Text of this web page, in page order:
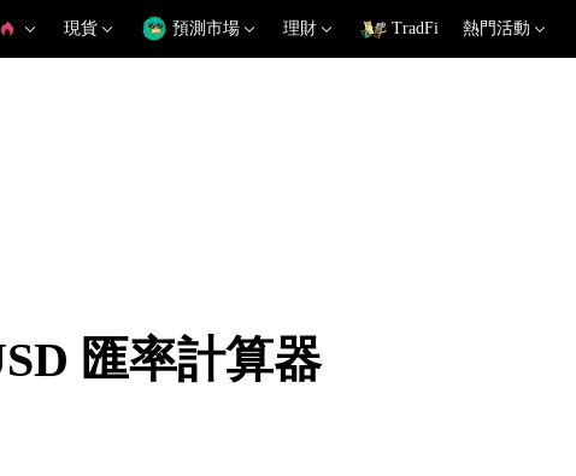
現貨 預測市場 理財 TradFi 熱門活動
匯率計算器